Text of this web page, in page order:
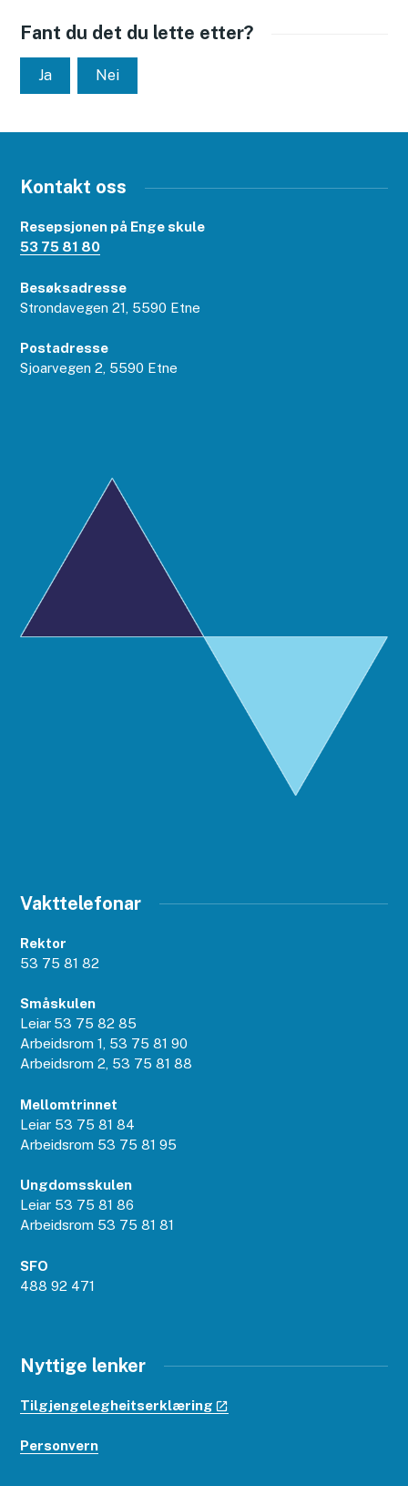
Fant du det du lette etter?
Ja Nei
Kontakt oss
Resepsjonen på Enge skule
53 75 81 80
Besøksadresse
Strondavegen 21, 5590 Etne
Postadresse
Sjoarvegen 2, 5590 Etne
Vakttelefonar
Rektor
53 75 81 82
Småskulen
Leiar 53 75 82 85
Arbeidsrom 1, 53 75 81 90
Arbeidsrom 2, 53 75 81 88
Mellomtrinnet
Leiar 53 75 81 84
Arbeidsrom 53 75 81 95
Ungdomsskulen
Leiar 53 75 81 86
Arbeidsrom 53 75 81 81
SFO
488 92 471
Nyttige lenker
Tilgjengelegheitserklæring
Personvern